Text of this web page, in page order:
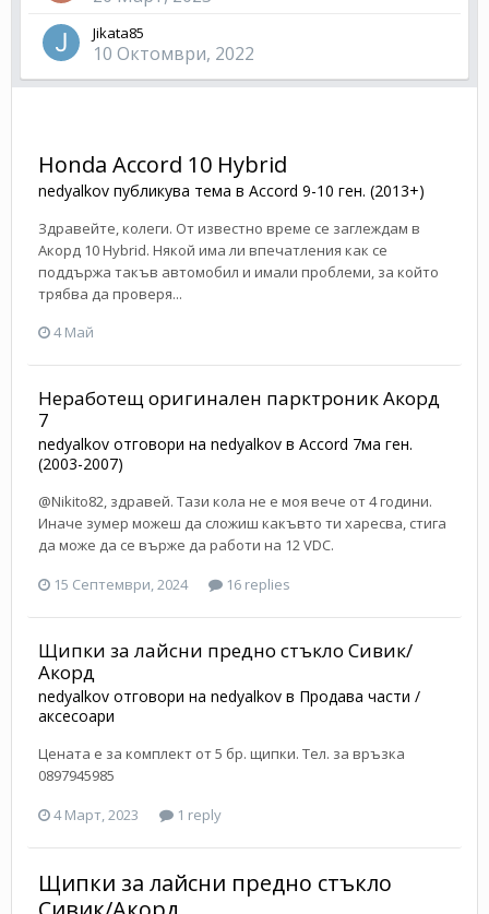
Jikata85
10 Октомври, 2022
Honda Accord 10 Hybrid
nedyalkov публикува тема в Accord 9-10 ген. (2013+)
Здравейте, колеги. От известно време се заглеждам в
Акорд 10 Hybrid. Някой има ли впечатления как се
поддържа такъв автомобил и имали проблеми, за който
трябва да проверя...
4 Май
Неработещ оригинален парктроник Акорд
7
nedyalkov отговори на nedyalkov в Accord 7ма ген.
(2003-2007)
@Nikito82, здравей. Тази кола не е моя вече от 4 години.
Иначе зумер можеш да сложиш какъвто ти харесва, стига
да може да се върже да работи на 12 VDC.
15 Септември, 2024
16 replies
Щипки за лайсни предно стъкло Сивик/
Акорд
nedyalkov отговори на nedyalkov в Продава части /
аксесоари
Цената е за комплект от 5 бр. щипки. Тел. за връзка
0897945985
4 Март, 2023
1 reply
Щипки за лайсни предно стъкло